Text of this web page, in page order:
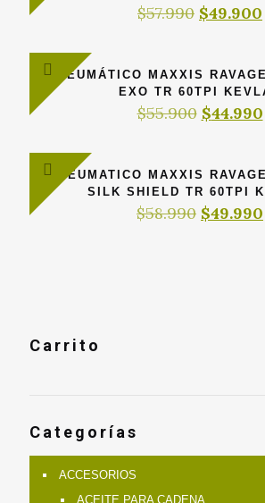
$57.990 El
precio
$57.990.
$49.900
NEUMÁTICO MAXXIS
EXO TR 60TPI
$55.900 El
precio
$55.900.
$44.990
NEUMATICO MAXXIS
SILK SHIELD TR 60TPI
$58.990 El
precio
$49.990
Carrito
Categorías
ACCESORIOS
ACEITE PARA CADENA